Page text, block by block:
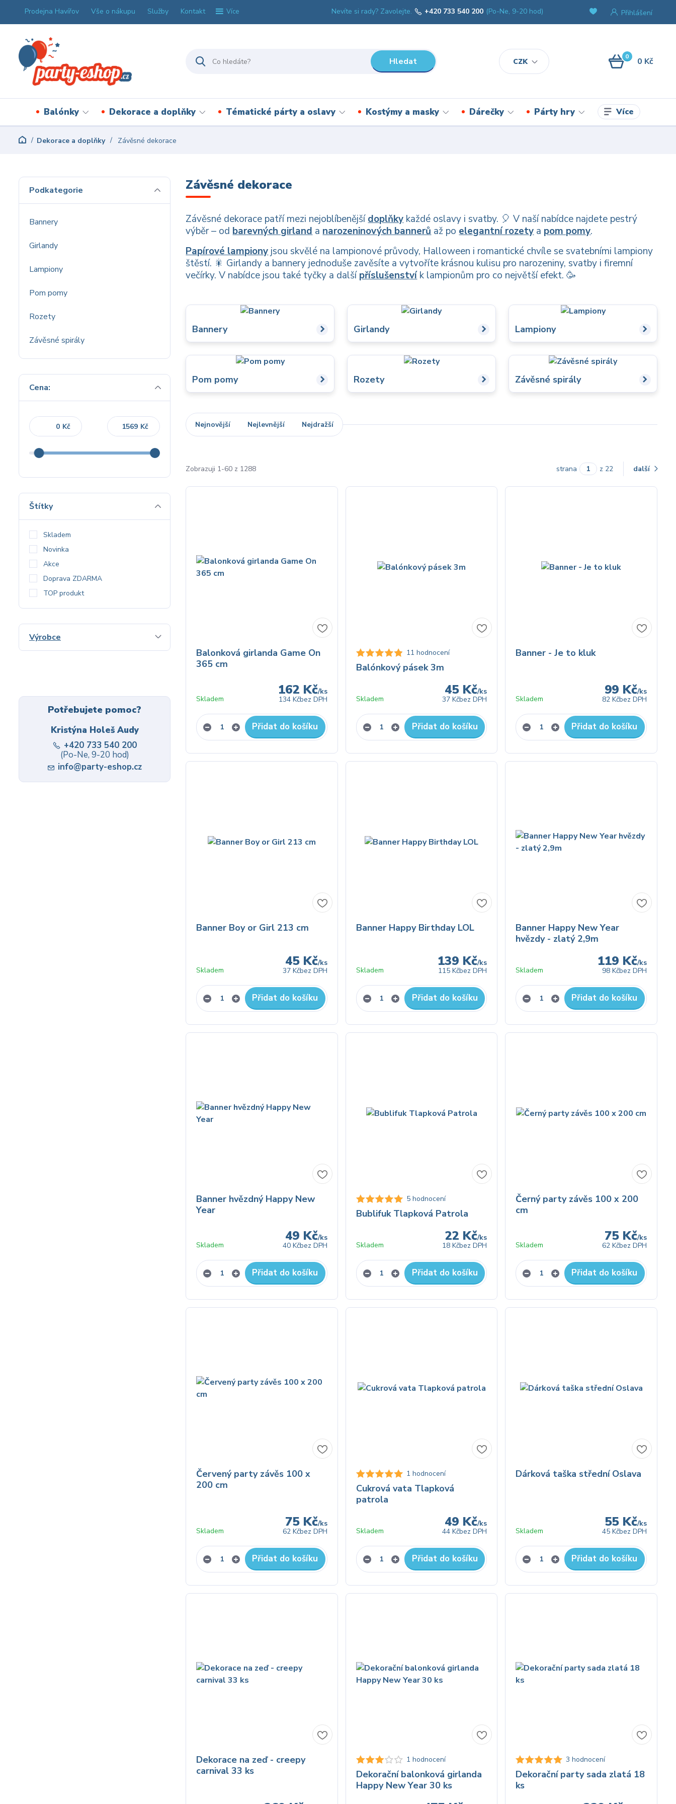
Prodejna Havířov Vše o nákupu Služby Kontakt Více
CZK
Přihlášení
Hledat
Nevíte si rady? Zavolejte. +420 733 540 200 (Po-Ne, 9-20 hod)
0 0 Kč
Balónky Dekorace a doplňky Tématické párty a oslavy Kostýmy a masky Dárečky Párty hry Více
Dekorace a doplňky Závěsné dekorace
Závěsné dekorace
Závěsné dekorace patří mezi nejoblíbenějšídoplňky každé oslavy i svatby. 🎈 V naší nabídce najdete pestrý
výběr – od barevných girland a narozeninových bannerů až po elegantní rozety a pom pomy.
Papírové lampiony jsou skvělé na lampionové průvody, Halloween i romantické chvíle se svatebními lampiony
štěstí. 🎇 Girlandy a bannery jednoduše zavěsíte a vytvoříte krásnou kulisu pro narozeniny, svatby i firemní
večírky. V nabídce jsou také tyčky a dalšípříslušenstvík lampionům pro co největší efekt. 🥳
Bannery Girlandy Lampiony
Pom pomy Rozety Závěsné spirály
Nejnovější Nejlevnější Nejdražší
Zobrazuji 1-60 z 1288 strana z 22 další
Balonková girlanda Game On
365 cm
162 Kč/ks
134 Kčbez DPH
Skladem
Přidat do košíku
11 hodnocení
Balónkový pásek 3m
45 Kč/ks
37 Kčbez DPH
Skladem
Přidat do košíku
Banner - Je to kluk
99 Kč/ks
82 Kčbez DPH
Skladem
Přidat do košíku
Banner Boy or Girl 213 cm
45 Kč/ks
37 Kčbez DPH
Skladem
Přidat do košíku
Banner Happy Birthday LOL
139 Kč/ks
115 Kčbez DPH
Skladem
Přidat do košíku
Banner Happy New Year
hvězdy - zlatý 2,9m
119 Kč/ks
98 Kčbez DPH
Skladem
Přidat do košíku
Banner hvězdný Happy New
Year
49 Kč/ks
40 Kčbez DPH
Skladem
Přidat do košíku
5 hodnocení
Bublifuk Tlapková Patrola
22 Kč/ks
18 Kčbez DPH
Skladem
Přidat do košíku
Černý party závěs 100 x 200
cm
75 Kč/ks
62 Kčbez DPH
Skladem
Přidat do košíku
Červený party závěs 100 x
200 cm
75 Kč/ks
62 Kčbez DPH
Skladem
Přidat do košíku
1 hodnocení
Cukrová vata Tlapková
patrola
49 Kč/ks
44 Kčbez DPH
Skladem
Přidat do košíku
Dárková taška střední Oslava
55 Kč/ks
45 Kčbez DPH
Skladem
Přidat do košíku
Dekorace na zeď - creepy
carnival 33 ks
1 hodnocení
Dekorační balonková girlanda
Happy New Year 30 ks
3 hodnocení
Dekorační party sada zlatá 18
ks
Podkategorie
Bannery
Girlandy
Lampiony
Pom pomy
Rozety
Závěsné spirály
Cena:
Kč Kč
Štítky
Skladem
Novinka
Akce
Doprava ZDARMA
TOP produkt
Výrobce
Potřebujete pomoc?
Kristýna Holeš Audy
+420 733 540 200
(Po-Ne, 9-20 hod)
info@party-eshop.cz